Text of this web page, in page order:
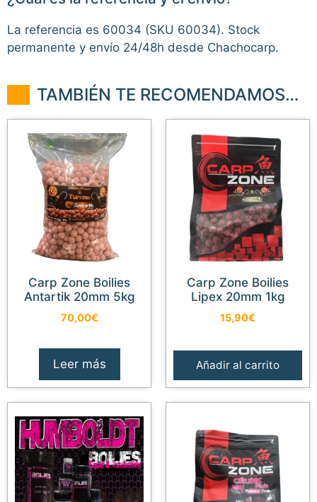
La referencia es 60034 (SKU 60034). Stock
permanente y envío 24/48h desde Chachocarp.
TAMBIÉN TE RECOMENDAMOS…
Carp Zone Boilies
Antartik 20mm 5kg
70,00€
Leer más
Carp Zone Boilies
Lipex 20mm 1kg
15,90€
Añadir al carrito